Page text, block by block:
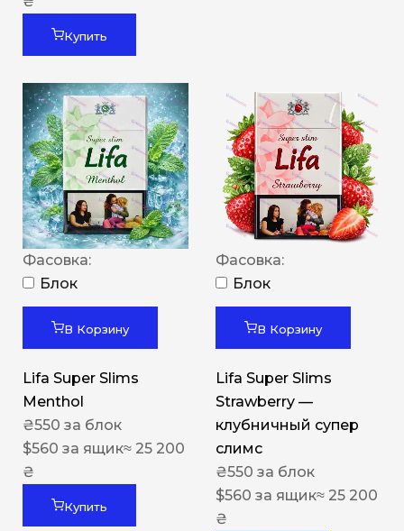
Купить
Фасовка:
Блок
В Корзину
Lifa Super Slims
Menthol
₴550 за блок
$560 за ящик≈ 25 200
₴
Купить
Фасовка:
Блок
В Корзину
Lifa Super Slims
Strawberry —
клубничный супер
слимс
₴550 за блок
$560 за ящик≈ 25 200
₴